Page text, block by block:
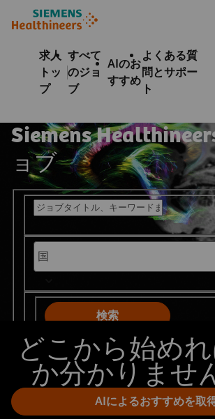
ンツへスキップ
ーへスキップ
求人
トッ
プ
すべて
のジョ
ブ
AIのお
すすめ
よくある質
問とサポー
ト
Siemens
ョブ
募集中の職種を検索する
検索
どこから始め
か分かりませ
AIによるおすすめを取